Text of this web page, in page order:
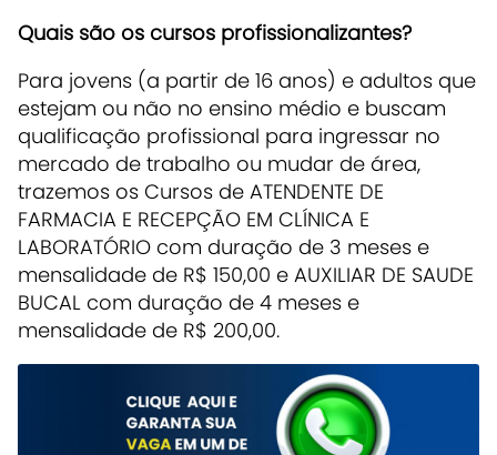
Quais são os cursos profissionalizantes?
Para jovens (a partir de 16 anos) e adultos que
estejam ou não no ensino médio e buscam
qualificação profissional para ingressar no
mercado de trabalho ou mudar de área,
trazemos os Cursos de ATENDENTE DE
FARMACIA E RECEPÇÃO EM CLÍNICA E
LABORATÓRIO com duração de 3 meses e
mensalidade de R$ 150,00 e AUXILIAR DE SAUDE
BUCAL com duração de 4 meses e
mensalidade de R$ 200,00.